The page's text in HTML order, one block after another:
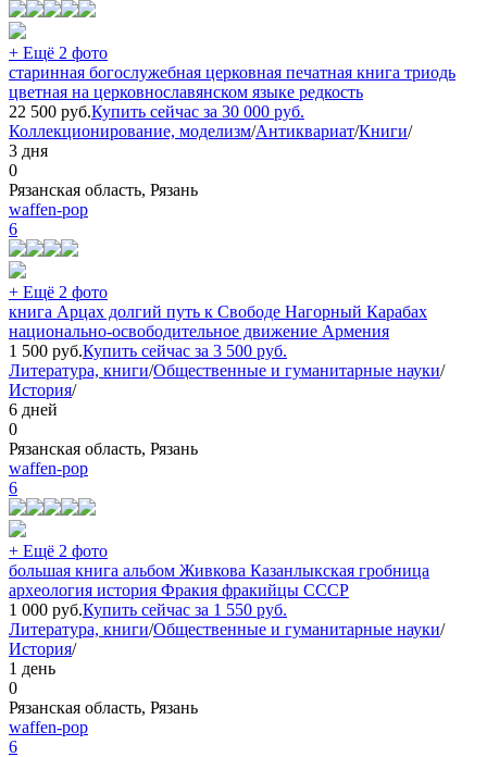
+ Ещё 2 фото
старинная богослужебная церковная печатная книга триодь
цветная на церковнославянском языке редкость
22 500 руб.Купить сейчас за 30 000 руб.
Коллекционирование, моделизм/Антиквариат/Книги/
3 дня
0
Рязанская область, Рязань
waffen-pop
6
+ Ещё 2 фото
книга Арцах долгий путь к Свободе Нагорный Карабах
национально-освободительное движение Армения
1 500 руб.Купить сейчас за 3 500 руб.
Литература, книги/Общественные и гуманитарные науки/
История/
6 дней
0
Рязанская область, Рязань
waffen-pop
6
+ Ещё 2 фото
большая книга альбом Живкова Казанлыкская гробница
археология история Фракия фракийцы СССР
1 000 руб.Купить сейчас за 1 550 руб.
Литература, книги/Общественные и гуманитарные науки/
История/
1 день
0
Рязанская область, Рязань
waffen-pop
6